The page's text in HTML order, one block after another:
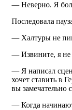
— Неверно. Я
Последовала
— Халтуры не
— Извините, я не
— Я написал
хочет ставить в
вы замечательно
— Когда